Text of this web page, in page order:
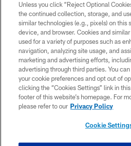
Copyright © 2026 Houston Texans. All
HoustonTexans.com may be duplicated,
form. By accessing any information beyond
the HoustonTexans.com Privacy Policy,
Conditions.
PRIVACY POLICY
ACCESSIBILITY
CONTACT US
Unless you click “Reject Optional
the continued collection, storage, and
similar technologies (e.g., pixels) on this
device, and browser. Cookies and
used for a variety of purposes such as
navigation, analyzing site usage, and
marketing and advertising efforts,
advertising through third parties. You
your cookie preferences and opt out of
clicking the “Cookies Settings” link in
footer of this website’s homepage. For
please refer to our Privacy Policy
Cookie